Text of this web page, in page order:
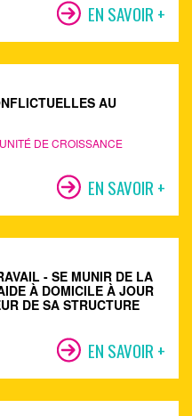
EN SAVOIR +
AU
DE CROISSANCE
EN SAVOIR +
- SE MUNIR DE LA
À DOMICILE À JOUR
DE SA STRUCTURE
EN SAVOIR +